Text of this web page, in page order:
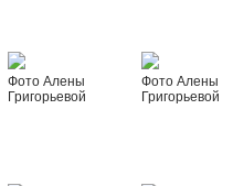
Фото Алены
Григорьевой
Фото Алены
Григорьевой